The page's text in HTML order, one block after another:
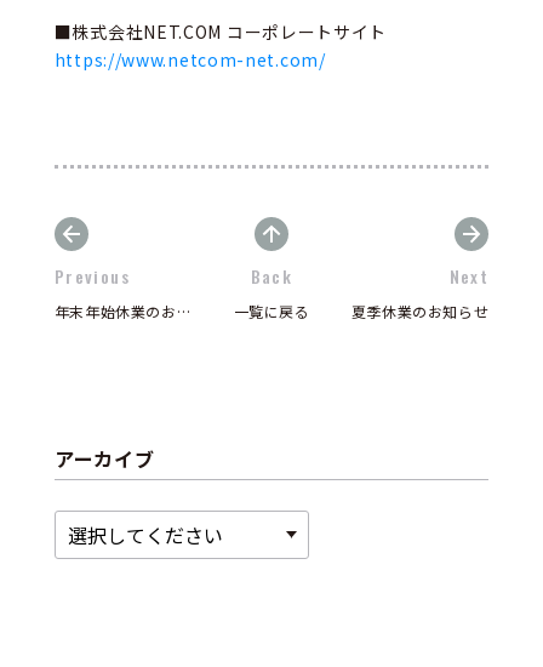
■株式会社NET.COM コーポレートサイト
https://www.netcom-net.com/
Previous
年末年始休業のお知らせ
Back
一覧に戻る
Next
夏季休業のお知らせ
アーカイブ